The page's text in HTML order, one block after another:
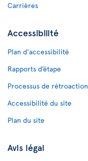
Carrières
Accessibilité
Plan d'accessibilité
Rapports d’étape
Processus de rétroaction
Accessibilité du site
Plan du site
Avis légal